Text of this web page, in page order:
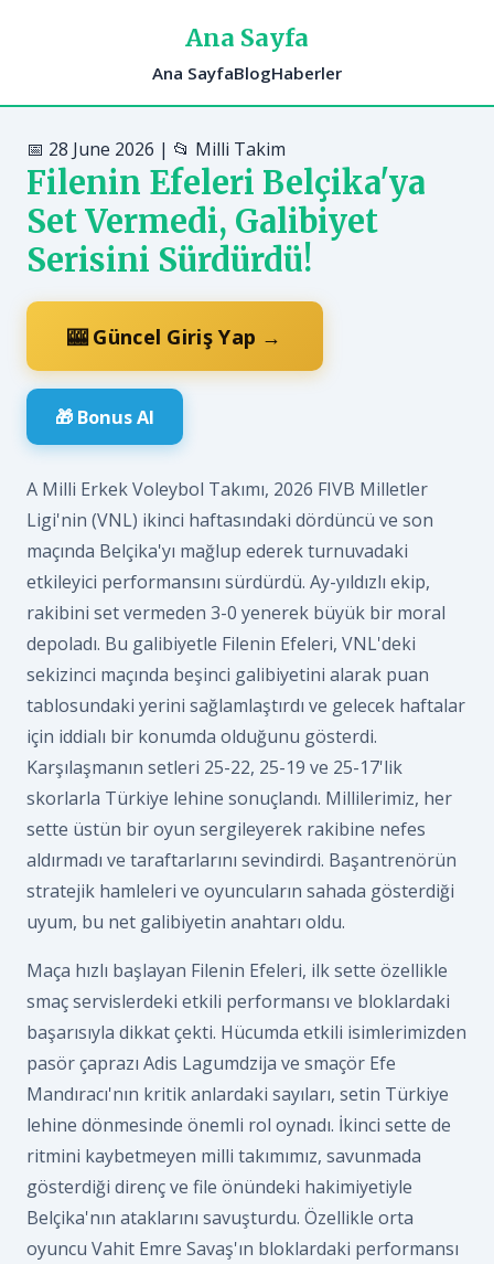
Ana Sayfa
Ana SayfaBlogHaberler
📅 28 June 2026 | 📂 Milli Takim
Filenin Efeleri Belçika'ya
Set Vermedi, Galibiyet
Serisini Sürdürdü!
🎰 Güncel Giriş Yap →
🎁 Bonus Al
A Milli Erkek Voleybol Takımı, 2026 FIVB Milletler
Ligi'nin (VNL) ikinci haftasındaki dördüncü ve son
maçında Belçika'yı mağlup ederek turnuvadaki
etkileyici performansını sürdürdü. Ay-yıldızlı ekip,
rakibini set vermeden 3-0 yenerek büyük bir moral
depoladı. Bu galibiyetle Filenin Efeleri, VNL'deki
sekizinci maçında beşinci galibiyetini alarak puan
tablosundaki yerini sağlamlaştırdı ve gelecek haftalar
için iddialı bir konumda olduğunu gösterdi.
Karşılaşmanın setleri 25-22, 25-19 ve 25-17'lik
skorlarla Türkiye lehine sonuçlandı. Millilerimiz, her
sette üstün bir oyun sergileyerek rakibine nefes
aldırmadı ve taraftarlarını sevindirdi. Başantrenörün
stratejik hamleleri ve oyuncuların sahada gösterdiği
uyum, bu net galibiyetin anahtarı oldu.
Maça hızlı başlayan Filenin Efeleri, ilk sette özellikle
smaç servislerdeki etkili performansı ve bloklardaki
başarısıyla dikkat çekti. Hücumda etkili isimlerimizden
pasör çaprazı Adis Lagumdzija ve smaçör Efe
Mandıracı'nın kritik anlardaki sayıları, setin Türkiye
lehine dönmesinde önemli rol oynadı. İkinci sette de
ritmini kaybetmeyen milli takımımız, savunmada
gösterdiği direnç ve file önündeki hakimiyetiyle
Belçika'nın ataklarını savuşturdu. Özellikle orta
oyuncu Vahit Emre Savaş'ın bloklardaki performansı